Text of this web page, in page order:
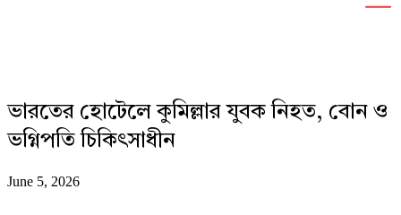
ভারতের হোটেলে কুমিল্লার যুবক নিহত, বোন ও
ভগ্নিপতি চিকিৎসাধীন
June 5, 2026